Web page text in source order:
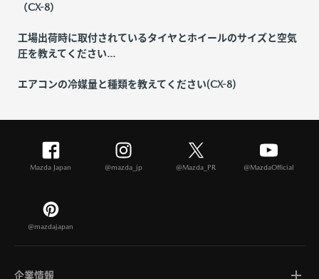
（CX-8）
工場出荷時に取付されているタイヤとホイールのサイズと空気
圧を教えてください...
エアコンの冷媒量と種類を教えてください(CX-8)
Mazda Japan @mazda_jp @Mazda_PR @MazdaOfficial
@mazdajapan
企業情報